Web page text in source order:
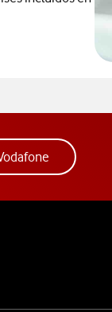
incluye cada
Acceder a